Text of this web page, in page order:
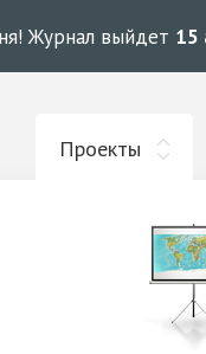
Журнал выйдет 15
Проекты